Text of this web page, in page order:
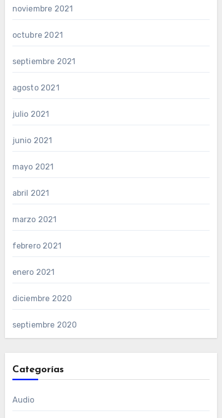
noviembre 2021
octubre 2021
septiembre 2021
agosto 2021
julio 2021
junio 2021
mayo 2021
abril 2021
marzo 2021
febrero 2021
enero 2021
diciembre 2020
septiembre 2020
Categorías
Audio